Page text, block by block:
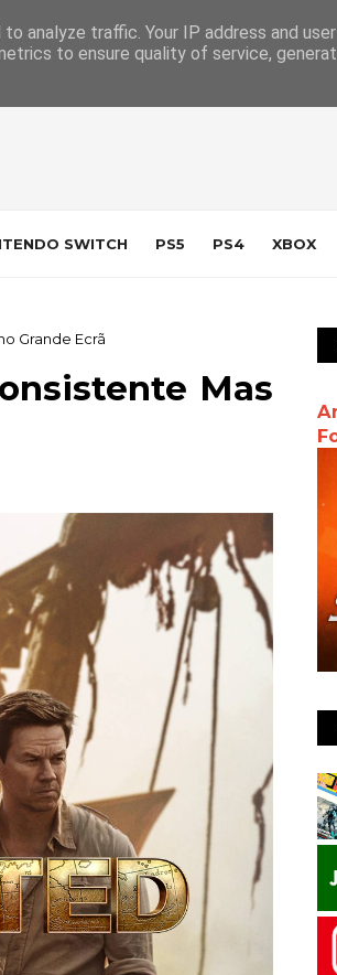
SWITCH PS5 PS4 XBOX
Grande Ecrã
Mas
analyze traffic. Your IP address and
to ensure quality of service,